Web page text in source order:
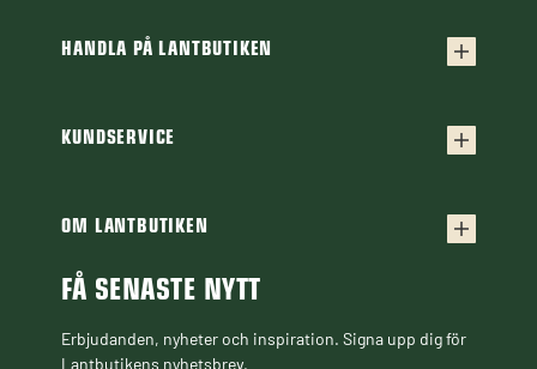
HANDLA PÅ LANTBUTIKEN
Frakt & leverans
Finansiering
Guider & Artiklar
Black Week
KUNDSERVICE
Frågor & svar
Cookiepolicy
OM LANTBUTIKEN
Om Lantbutiken
FÅ SENASTE NYTT
Erbjudanden, nyheter och inspiration. Signa upp dig för
Lantbutikens nyhetsbrev.